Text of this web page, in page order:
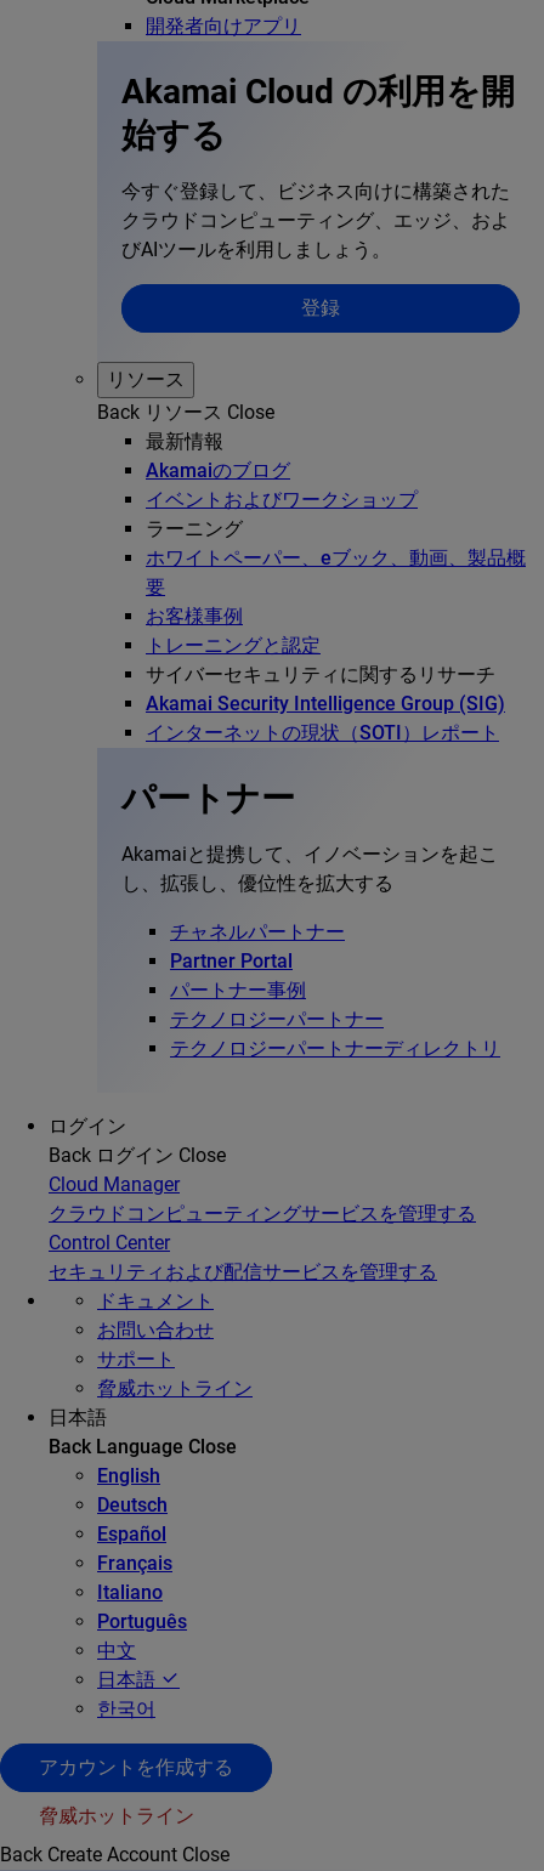
開発者向けアプリ
Akamai Cloud の利用を開
始する
今すぐ登録して、ビジネス向けに構築された
クラウドコンピューティング、エッジ、およ
びAIツールを利用しましょう。
登録
リソース
Back リソース Close
最新情報
Akamaiのブログ
イベントおよびワークショップ
ラーニング
ホワイトペーパー、eブック、動画、製品概
要
お客様事例
トレーニングと認定
サイバーセキュリティに関するリサーチ
Akamai Security Intelligence Group (SIG)
インターネットの現状（SOTI）レポート
パートナー
Akamaiと提携して、イノベーションを起こ
し、拡張し、優位性を拡大する
チャネルパートナー
Partner Portal
パートナー事例
テクノロジーパートナー
テクノロジーパートナーディレクトリ
ログイン
Back ログイン Close
Cloud Manager
クラウドコンピューティングサービスを管理する
Control Center
セキュリティおよび配信サービスを管理する
ドキュメント
お問い合わせ
サポート
脅威ホットライン
日本語
Back Language Close
English
Deutsch
Español
Français
Italiano
Português
中文
日本語
한국어
アカウントを作成する
脅威ホットライン
Back Create Account Close